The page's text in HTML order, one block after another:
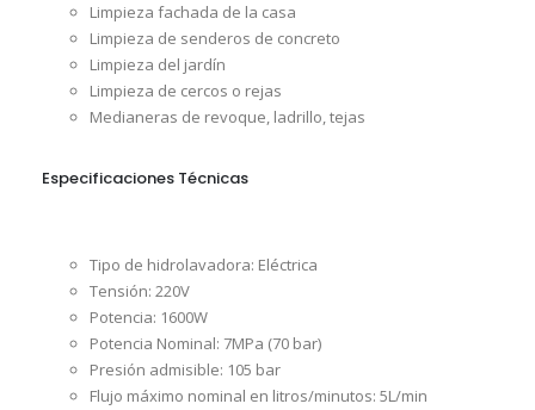
Limpieza fachada de la casa
Limpieza de senderos de concreto
Limpieza del jardín
Limpieza de cercos o rejas
Medianeras de revoque, ladrillo, tejas
Especificaciones Técnicas
Tipo de hidrolavadora: Eléctrica
Tensión: 220V
Potencia: 1600W
Potencia Nominal: 7MPa (70 bar)
Presión admisible: 105 bar
Flujo máximo nominal en litros/minutos: 5L/min